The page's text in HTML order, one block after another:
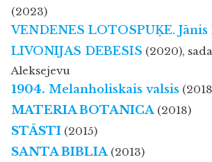
(2023)
VENDENES LOTOSPUĶE.
LIVONIJAS DEBESIS (2020),
Aleksejevu
1904. Melanholiskais valsis
MATERIA BOTANICA(2018)
STĀSTI (2015)
SANTA BIBLIA(2013)